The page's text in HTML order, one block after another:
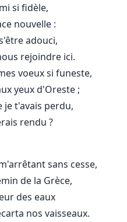
si fidèle,
nouvelle :
adouci,
rejoindre ici.
voeux si funeste,
yeux d'Oreste ;
je t'avais perdu,
rendu ?
sans cesse,
de la Grèce,
des eaux
nos vaisseaux.